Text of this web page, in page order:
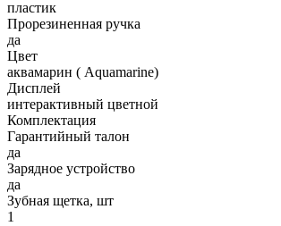
пластик
Прорезиненная ручка
да
Цвет
аквамарин ( Aquamarine)
Дисплей
интерактивный цветной
Комплектация
Гарантийный талон
да
Зарядное устройство
да
Зубная щетка, шт
1